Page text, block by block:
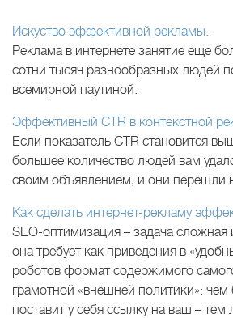
Искуство эффективной рекламы.
Реклама в интернете занятие еще
сотни тысяч разнообразных людей
всемирной паутиной.
Эффективный CTR в контекстной
Если показатель CTR становится
большее количество людей вам
своим объявлением, и они перешли
Как сделать интернет-рекламу
SEO-оптимизация – задача сложная
она требует как приведения в
роботов формат содержимого
грамотной «внешней политики»:
поставит у себя ссылку на ваш – тем